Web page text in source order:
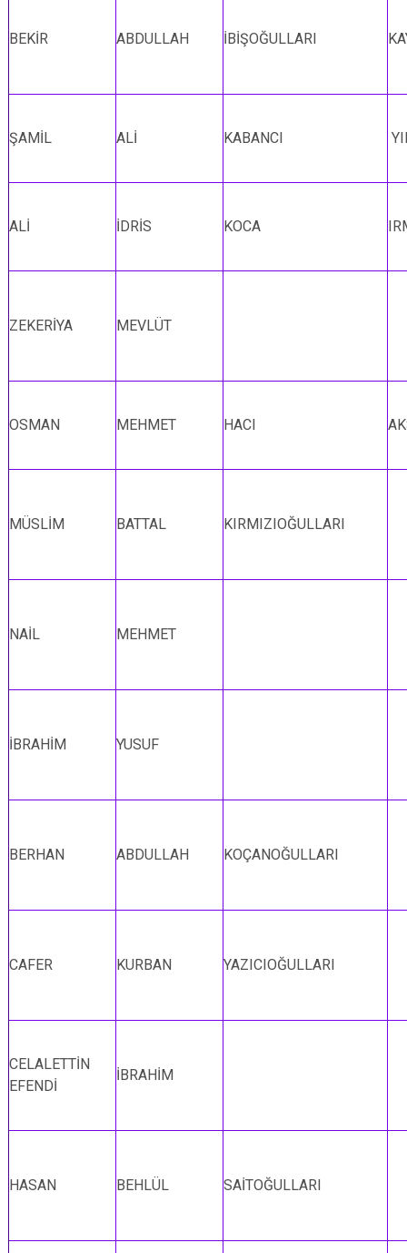
BEKİR ABDULLAH İBİŞOĞULLARI
ŞAMİL ALİ KABANCI
ALİ İDRİS KOCA
ZEKERİYA MEVLÜT
OSMAN MEHMET HACI
MÜSLİM BATTAL KIRMIZIOĞULLARI
NAİL MEHMET
İBRAHİM YUSUF
BERHAN ABDULLAH KOÇANOĞULLARI
CAFER KURBAN YAZICIOĞULLARI
CELALETTİN
EFENDİ
İBRAHİM
HASAN BEHLÜL SAİTOĞULLARI